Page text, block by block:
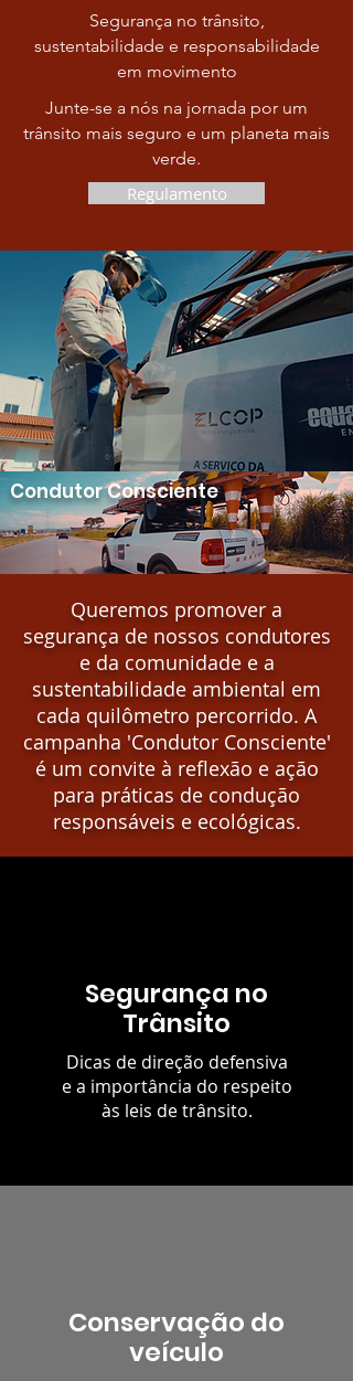
Segurança no trânsito,
sustentabilidade e responsabilidade
em movimento
Junte-se a nós na jornada por um
trânsito mais seguro e um planeta mais
verde.
Regulamento
Condutor Consciente
Queremos promover a
segurança de nossos condutores
e da comunidade e a
sustentabilidade ambiental em
cada quilômetro percorrido. A
campanha 'Condutor Consciente'
é um convite à reflexão e ação
para práticas de condução
responsáveis e ecológicas.
Segurança no
Trânsito
Dicas de direção defensiva
e a importância do respeito
às leis de trânsito.
Conservação do
veículo